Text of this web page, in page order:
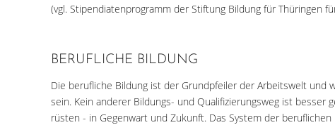
(vgl. Stipendiatenprogramm der Stiftung Bildung für Thüringen
BERUFLICHE BILDUNG
Die berufliche Bildung ist der Grundpfeiler der Arbeitswelt und
sein. Kein anderer Bildungs- und Qualifizierungsweg ist
rüsten - in Gegenwart und Zukunft. Das System der